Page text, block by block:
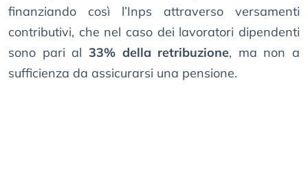
finanziando così l’Inps attraverso versamenti
contributivi, che nel caso dei lavoratori dipendenti
sono pari al 33% della retribuzione, ma non a
sufficienza da assicurarsi una pensione.